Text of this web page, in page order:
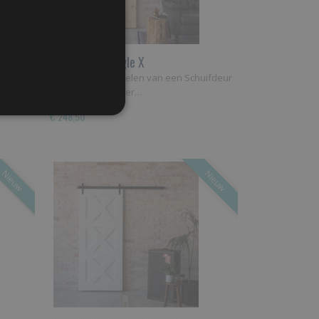
Schuifdeur Single X
Wat zijn de voordelen van een Schuifdeur
Single X? Hieronder…
€ 248,50
Nieuw